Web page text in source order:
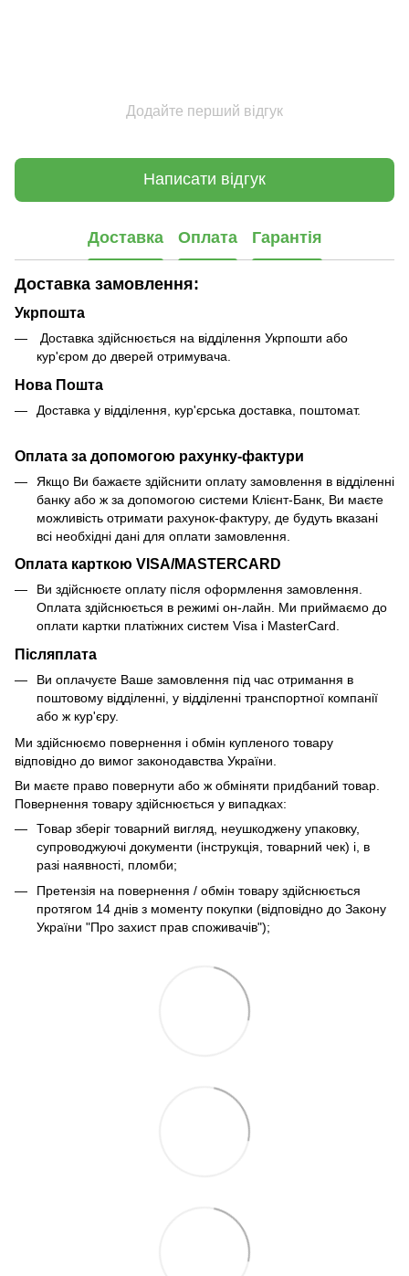
Додайте перший відгук
Написати відгук
Доставка Оплата Гарантія
Доставка замовлення:
Укрпошта
Доставка здійснюється на відділення Укрпошти або
кур'єром до дверей отримувача.
Нова Пошта
Доставка у відділення, кур'єрська доставка, поштомат.
Оплата за допомогою рахунку-фактури
Якщо Ви бажаєте здійснити оплату замовлення в відділенні
банку або ж за допомогою системи Клієнт-Банк, Ви маєте
можливість отримати рахунок-фактуру, де будуть вказані
всі необхідні дані для оплати замовлення.
Оплата карткою VISA/MASTERCARD
Ви здійснюєте оплату після оформлення замовлення.
Оплата здійснюється в режимі он-лайн. Ми приймаємо до
оплати картки платіжних систем Visa і MasterCard.
Післяплата
Ви оплачуєте Ваше замовлення під час отримання в
поштовому відділенні, у відділенні транспортної компанії
або ж кур'єру.
Ми здійснюємо повернення і обмін купленого товару
відповідно до вимог законодавства України.
Ви маєте право повернути або ж обміняти придбаний товар.
Повернення товару здійснюється у випадках:
Товар зберіг товарний вигляд, неушкоджену упаковку,
супроводжуючі документи (інструкція, товарний чек) і, в
разі наявності, пломби;
Претензія на повернення / обмін товару здійснюється
протягом 14 днів з моменту покупки (відповідно до Закону
України "Про захист прав споживачів");